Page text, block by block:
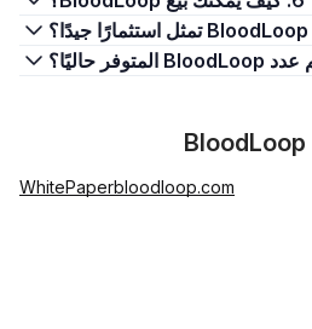
bloodloop.com
WhitePaper